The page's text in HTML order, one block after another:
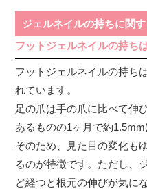
ジェルネイルの持ちに関
フットジェルネイルの持ち
フットジェルネイルの持ち
れています。
足の爪は手の爪に比べて伸
あるものの1ヶ月で約1.5mm
そのため、見た目の変化も
るのが特徴です。ただし、
ど経つと根元の伸びが気に